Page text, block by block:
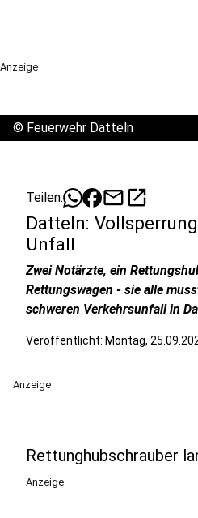
Anzeige
© Feuerwehr Datteln
Teilen: mailopen_in_new
Datteln:
Unfall
Zwei Notärzte, ein
Rettungswagen - sie alle
schweren Verkehrsunfall in
Veröffentlicht: Montag,
Anzeige
Rettunghubschrauber
Anzeige